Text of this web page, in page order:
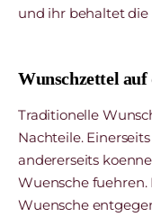
und ihr behaltet die
Wunschzettel auf
Traditionelle
Nachteile.
andererseits
Wuensche
Wuensche